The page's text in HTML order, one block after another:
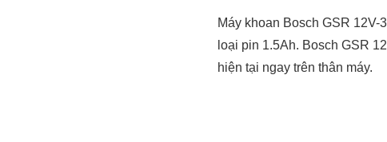
Máy khoan Bosch GSR
loại pin 1.5Ah. Bosch GSR
hiện tại ngay trên thân máy.